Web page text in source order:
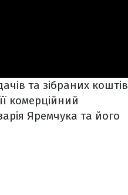
та зібраних коштів
комерційний
Яремчука та його